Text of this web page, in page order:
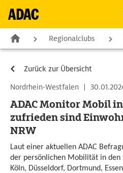
Regionalclubs
Zurück zur Übersicht
Nordrhein-Westfalen |
ADAC Monitor Mobil
zufrieden sind
NRW
Laut einer aktuellen ADAC
der persönlichen Mobilität in den
Köln, Düsseldorf, Dortmund,